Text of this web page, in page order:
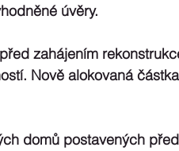
úvěry.
zahájením
Nově alokovaná
domů postavených